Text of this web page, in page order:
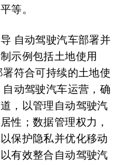
等。
自动驾驶汽车部署并
示例包括土地使用
符合可持续的土地使
动驾驶汽车运营，确
，以管理自动驾驶汽
性；数据管理权力，
保护隐私并优化移动
有效整合自动驾驶汽